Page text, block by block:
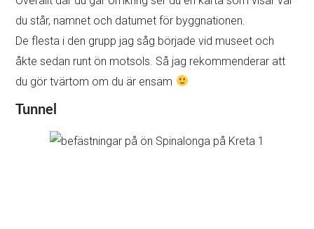
du står, namnet och datumet för byggnationen.
De flesta i den grupp jag såg började vid museet och
åkte sedan runt ön motsols. Så jag rekommenderar att
du gör tvärtom om du är ensam
Tunnel